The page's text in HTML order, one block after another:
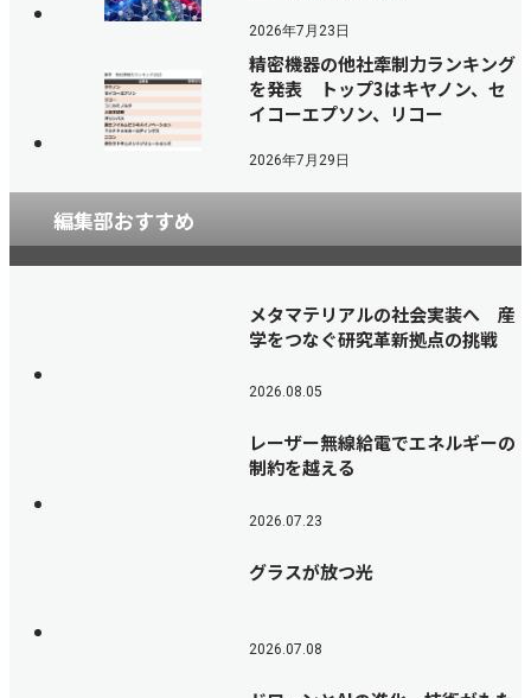
2026年7月23日
精密機器の他社牽制力ランキング
を発表 トップ3はキヤノン、セ
イコーエプソン、リコー
2026年7月29日
編集部おすすめ
メタマテリアルの社会実装へ 産
学をつなぐ研究革新拠点の挑戦
2026.08.05
レーザー無線給電でエネルギーの
制約を越える
2026.07.23
グラスが放つ光
2026.07.08